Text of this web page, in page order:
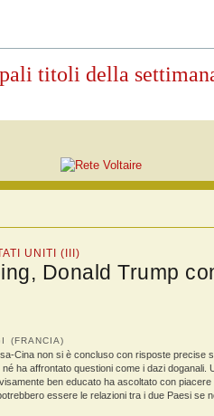
titoli della
UNITI (III)
Donald Trump
(FRANCIA)
Cina non si è concluso con risposte precise
né ha affrontato questioni come i dazi doganali.
ben educato ha ascoltato con piacere
essere le relazioni tra i due Paesi se